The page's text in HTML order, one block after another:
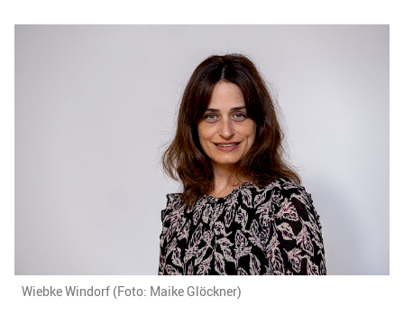
Wiebke Windorf (Foto: Maike Glöckner)